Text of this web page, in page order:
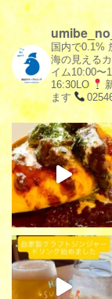
国内で0.1%
海の見える
イム10:00〜
16:30LO
ます